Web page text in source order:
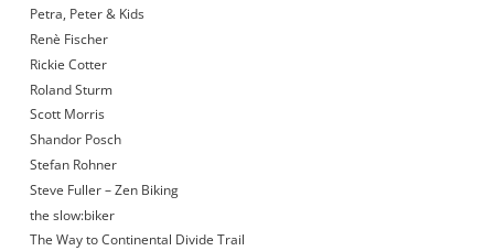
Petra, Peter & Kids
Renè Fischer
Rickie Cotter
Roland Sturm
Scott Morris
Shandor Posch
Stefan Rohner
Steve Fuller – Zen Biking
the slow:biker
The Way to Continental Divide Trail